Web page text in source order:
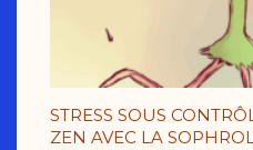
STRESS SOUS
ZEN AVEC LA